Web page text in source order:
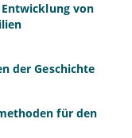
von
der Geschichte
für den